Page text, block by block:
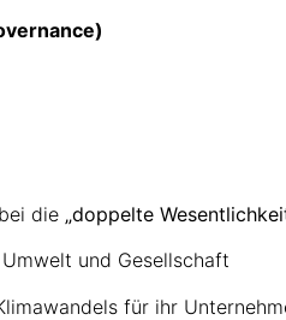
die „doppelte
und Gesellschaft
für ihr